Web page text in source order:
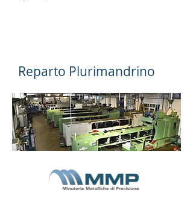
Reparto Plurimandrino